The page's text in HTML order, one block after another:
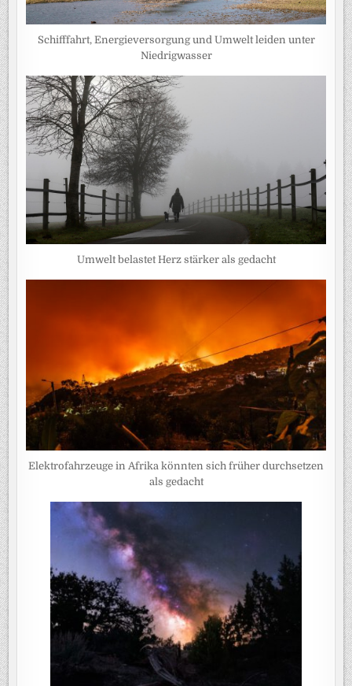
Schifffahrt, Energieversorgung und Umwelt leiden unter
Niedrigwasser
Umwelt belastet Herz stärker als gedacht
Elektrofahrzeuge in Afrika könnten sich früher durchsetzen
als gedacht